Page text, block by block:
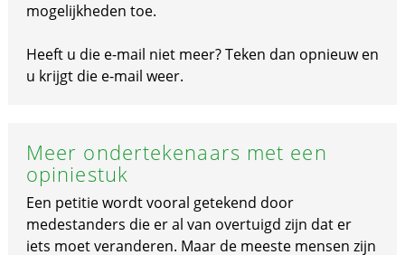
mogelijkheden toe.
Heeft u die e-mail niet meer? Teken dan opnieuw en
u krijgt die e-mail weer.
Meer ondertekenaars met een
opiniestuk
Een petitie wordt vooral getekend door
medestanders die er al van overtuigd zijn dat er
iets moet veranderen. Maar de meeste mensen zijn